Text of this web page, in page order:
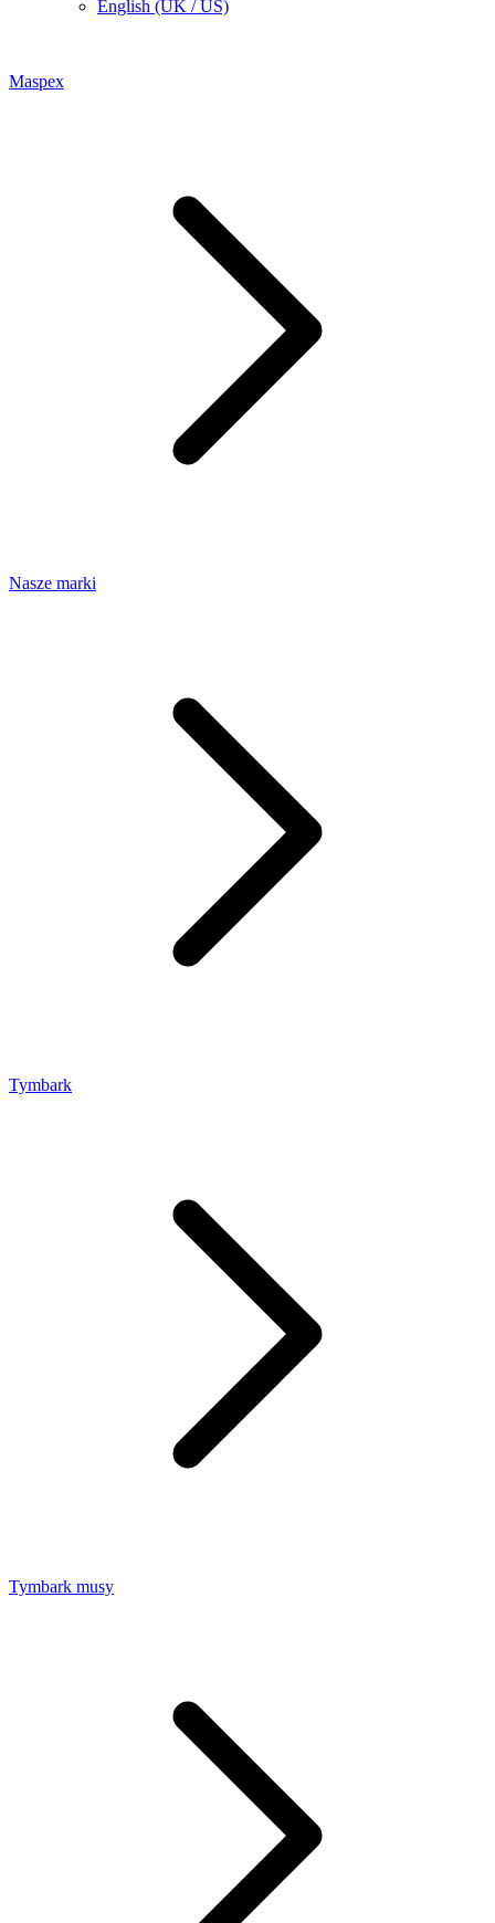
English (UK / US)
Maspex
Nasze marki
Tymbark
Tymbark musy